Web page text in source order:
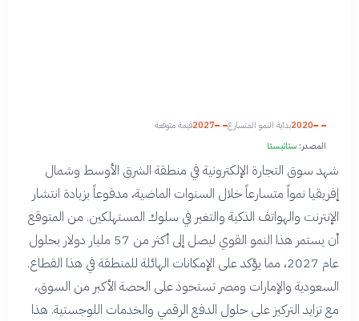
2020بداية النمو المتسارع 2027قيمة متوقعة
المصدر: ستاتيستا
شهد سوق التجارة الإلكترونية في منطقة الشرق الأوسط وشمال
إفريقيا نمواً متسارعاً خلال السنوات الماضية، مدفوعاً بزيادة انتشار
الإنترنت والهواتف الذكية والتغير في سلوك المستهلكين. من المتوقع
أن يستمر هذا النمو القوي ليصل إلى أكثر من 57 مليار دولار بحلول
عام 2027، مما يؤكد على الإمكانات الهائلة للمنطقة في هذا القطاع.
السعودية والإمارات ومصر تستحوذ على الحصة الأكبر من السوق،
مع تزايد التركيز على حلول الدفع الرقمي والخدمات اللوجستية. هذا